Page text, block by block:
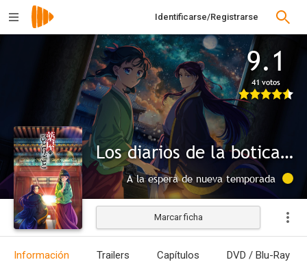
Identificarse/Registrarse
9.1
41 votos
Los diarios de la boticaria
A la espera de nueva temporada
Marcar ficha
Información Trailers Capítulos DVD / Blu-Ray